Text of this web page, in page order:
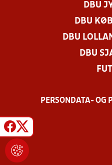
DBU
DBU
DBU
DBU
PERSONDATA- OG